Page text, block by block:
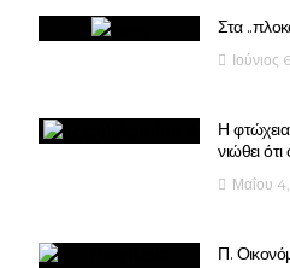
Στα
Ιούνιος
Η φτώχεια
νιώθει ότι
Μαΐου
Π.